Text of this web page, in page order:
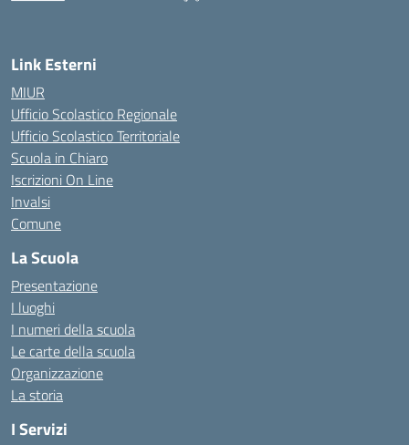
Link Esterni
MIUR
Ufficio Scolastico Regionale
Ufficio Scolastico Territoriale
Scuola in Chiaro
Iscrizioni On Line
Invalsi
Comune
La Scuola
Presentazione
I luoghi
I numeri della scuola
Le carte della scuola
Organizzazione
La storia
I Servizi